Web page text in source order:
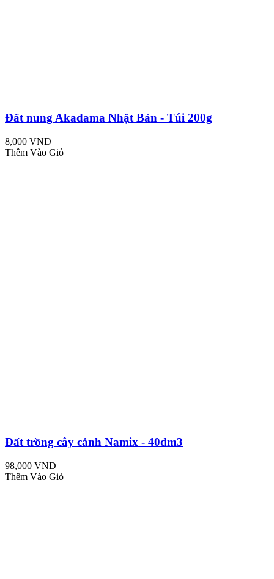
Đất nung Akadama Nhật Bản - Túi 200g
8,000 VND
Thêm Vào Giỏ
Đất trồng cây cảnh Namix - 40dm3
98,000 VND
Thêm Vào Giỏ